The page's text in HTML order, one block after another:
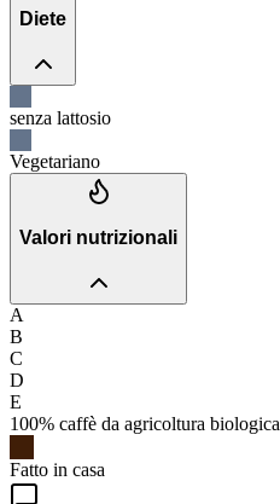
Diete
senza lattosio
Vegetariano
Valori nutrizionali
A
B
C
D
E
100% caffè da agricoltura biologica
Fatto in casa